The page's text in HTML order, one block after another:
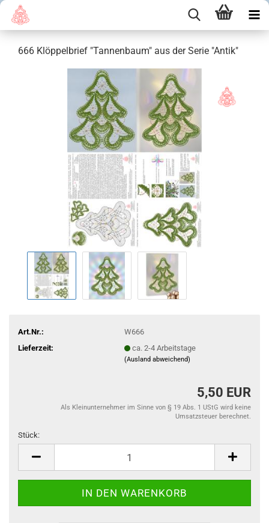
666 Klöppelbrief "Tannenbaum" aus der Serie "Antik"
Art.Nr.:
W666
Lieferzeit:
ca. 2-4 Arbeitstage
(Ausland abweichend)
5,50 EUR
Als Kleinunternehmer im Sinne von § 19 Abs. 1 UStG wird keine
Umsatzsteuer berechnet.
Stück: